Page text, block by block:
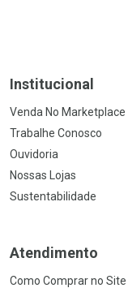
Institucional
Venda No Marketplace
Trabalhe Conosco
Ouvidoria
Nossas Lojas
Sustentabilidade
Atendimento
Como Comprar no Site